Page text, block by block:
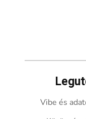
Vibe és